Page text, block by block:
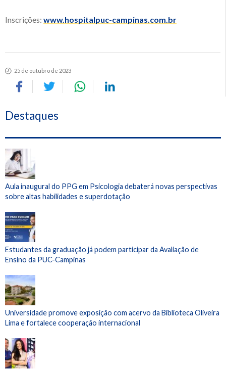
Inscrições: www.hospitalpuc-campinas.com.br
25 de outubro de 2023
Destaques
Aula inaugural do PPG em Psicologia debaterá novas perspectivas
sobre altas habilidades e superdotação
Estudantes da graduação já podem participar da Avaliação de
Ensino da PUC-Campinas
Universidade promove exposição com acervo da Biblioteca Oliveira
Lima e fortalece cooperação internacional